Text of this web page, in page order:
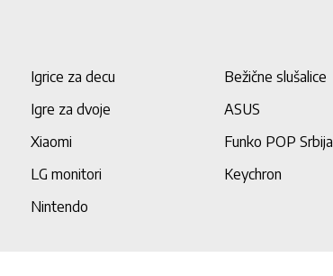
Igrice za decu Bežične slušalice
Igre za dvoje
ASUS
Xiaomi
Funko POP Srbija
LG monitori
Keychron
Nintendo